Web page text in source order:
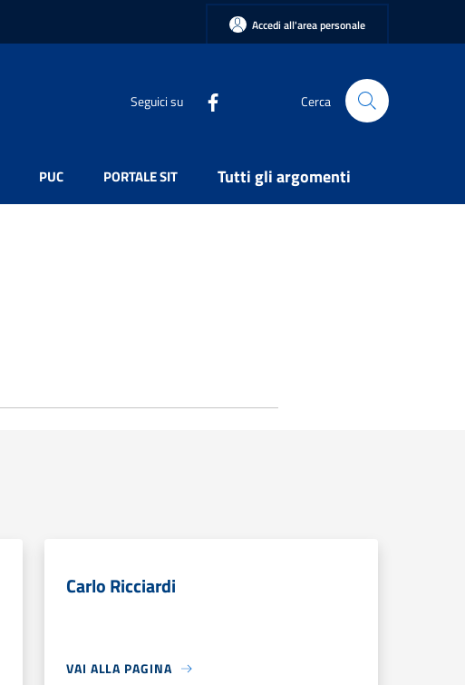
Accedi all'area personale
Seguici su Cerca
PUC PORTALE SIT Tutti gli argomenti
Carlo Ricciardi
VAI ALLA PAGINA